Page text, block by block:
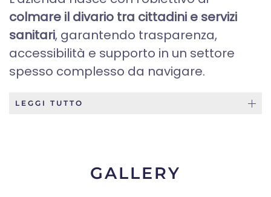
colmare il divario tra cittadini e servizi
sanitari, garantendo trasparenza,
accessibilità e supporto in un settore
spesso complesso da navigare.
LEGGI TUTTO
GALLERY